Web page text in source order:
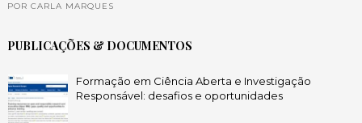
POR CARLA MARQUES
PUBLICAÇÕES & DOCUMENTOS
Formação em Ciência Aberta e Investigação
Responsável: desafios e oportunidades